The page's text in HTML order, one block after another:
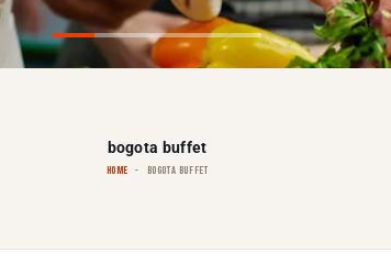
bogota buffet
HOME BOGOTA BUFFET